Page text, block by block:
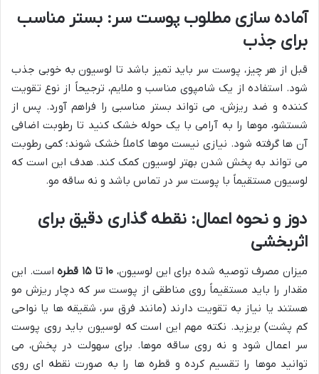
آماده سازی مطلوب پوست سر: بستر مناسب
برای جذب
قبل از هر چیز، پوست سر باید تمیز باشد تا لوسیون به خوبی جذب
شود. استفاده از یک شامپوی مناسب و ملایم، ترجیحاً از نوع تقویت
کننده و ضد ریزش، می تواند بستر مناسبی را فراهم آورد. پس از
شستشو، موها را به آرامی با یک حوله خشک کنید تا رطوبت اضافی
آن ها گرفته شود. نیازی نیست موها کاملاً خشک شوند؛ کمی رطوبت
می تواند به پخش شدن بهتر لوسیون کمک کند. هدف این است که
لوسیون مستقیماً با پوست سر در تماس باشد و نه ساقه مو.
دوز و نحوه اعمال: نقطه گذاری دقیق برای
اثربخشی
میزان مصرف توصیه شده برای این لوسیون، ۱۰ تا ۱۵ قطره
است. این
مقدار را باید مستقیماً روی مناطقی از پوست سر که دچار ریزش مو
هستند یا نیاز به تقویت دارند (مانند فرق سر، شقیقه ها یا نواحی
کم پشت) بریزید. نکته مهم این است که لوسیون باید روی پوست
سر اعمال شود و نه روی ساقه موها. برای سهولت در پخش، می
توانید موها را تقسیم کرده و قطره ها را به صورت نقطه ای روی